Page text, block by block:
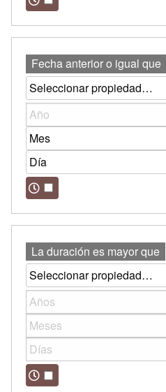
Fecha anterior o igual que
La duración es mayor que